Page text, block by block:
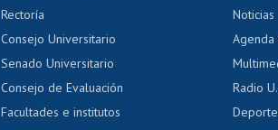
Evaluación docente
Calificación académica
Postulación al AUCAI
Rectoría
Consejo Universitario
Senado Universitario
Consejo de Evaluación
Facultades e institutos
Noticias
Radio